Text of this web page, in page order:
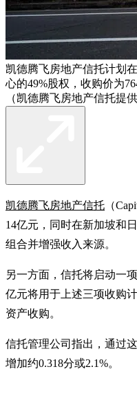
凯德腾飞房地产信托计划
心的49%股权，收购价为
（凯德腾飞房地产信托提供
凯德腾飞房地产信托 （
14亿元，同时在新加坡和
组合并增强收入来源。
另一方面，信托将启动一
亿元将用于上述三项收购
资产收购。
信托管理公司指出，通过
增加约0.318分或2.1%。